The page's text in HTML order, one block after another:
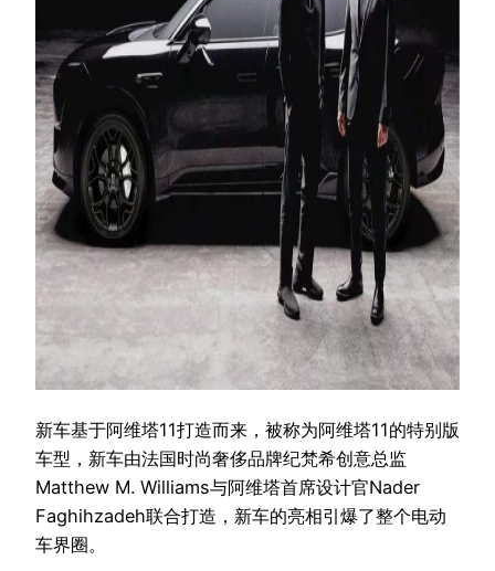
新车基于阿维塔11打造而来，被称为阿维塔11的特别版
车型，新车由法国时尚奢侈品牌纪梵希创意总监
Matthew M. Williams与阿维塔首席设计官Nader
Faghihzadeh联合打造，新车的亮相引爆了整个电动
车界圈。